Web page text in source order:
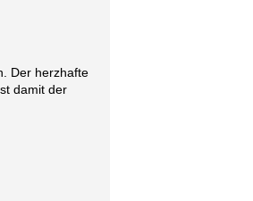
Der herzhafte
damit der